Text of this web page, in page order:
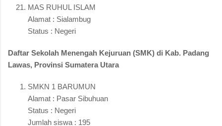
MAS RUHUL ISLAM
Alamat : Sialambug
Status : Negeri
Daftar Sekolah Menengah Kejuruan (SMK) di Kab. Padang
Lawas, Provinsi Sumatera Utara
SMKN 1 BARUMUN
Alamat : Pasar Sibuhuan
Status : Negeri
Jumlah siswa : 195